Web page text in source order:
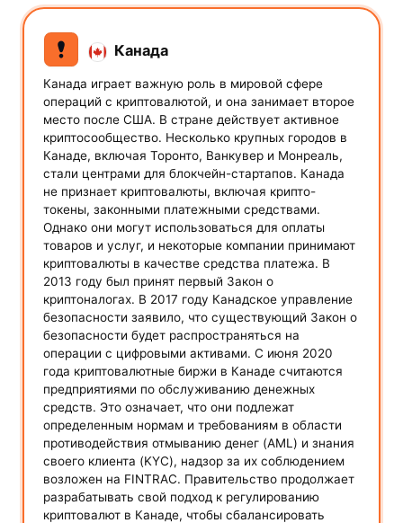
Канада
Канада играет важную роль в мировой сфере
операций с криптовалютой, и она занимает второе
место после США. В стране действует активное
криптосообщество. Несколько крупных городов в
Канаде, включая Торонто, Ванкувер и Монреаль,
стали центрами для блокчейн-стартапов. Канада
не признает криптовалюты, включая крипто-
токены, законными платежными средствами.
Однако они могут использоваться для оплаты
товаров и услуг, и некоторые компании принимают
криптовалюты в качестве средства платежа. В
2013 году был принят первый Закон о
криптоналогах. В 2017 году Канадское управление
безопасности заявило, что существующий Закон о
безопасности будет распространяться на
операции с цифровыми активами. С июня 2020
года криптовалютные биржи в Канаде считаются
предприятиями по обслуживанию денежных
средств. Это означает, что они подлежат
определенным нормам и требованиям в области
противодействия отмыванию денег (AML) и знания
своего клиента (KYC), надзор за их соблюдением
возложен на FINTRAC. Правительство продолжает
разрабатывать свой подход к регулированию
криптовалют в Канаде, чтобы сбалансировать